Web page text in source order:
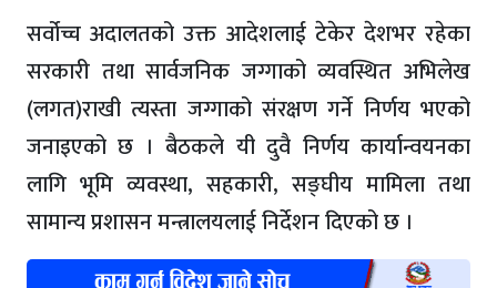
सर्वोच्च अदालतको उक्त आदेशलाई टेकेर देशभर रहेका
सरकारी तथा सार्वजनिक जग्गाको व्यवस्थित अभिलेख
(लगत)राखी त्यस्ता जग्गाको संरक्षण गर्ने निर्णय भएको
जनाइएको छ । बैठकले यी दुवै निर्णय कार्यान्वयनका
लागि भूमि व्यवस्था, सहकारी, सङ्घीय मामिला तथा
सामान्य प्रशासन मन्त्रालयलाई निर्देशन दिएको छ ।